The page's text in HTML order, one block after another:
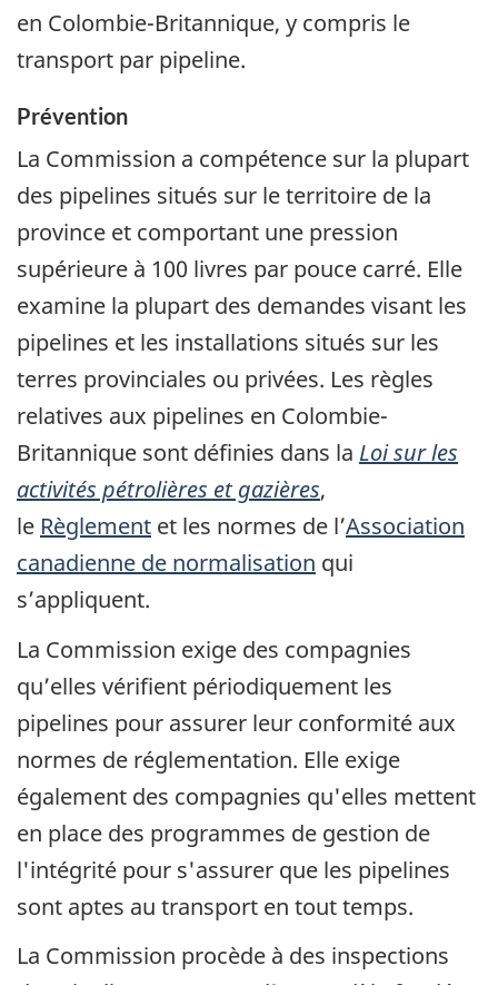
en Colombie-Britannique, y compris le
transport par pipeline.
Prévention
La Commission a compétence sur la plupart
des pipelines situés sur le territoire de la
province et comportant une pression
supérieure à 100 livres par pouce carré. Elle
examine la plupart des demandes visant les
pipelines et les installations situés sur les
terres provinciales ou privées. Les règles
relatives aux pipelines en Colombie-
Britannique sont définies dans la Loi sur les
activités pétrolières et gazières,
le Règlement et les normes de l’Association
canadienne de normalisation qui
s’appliquent.
La Commission exige des compagnies
qu’elles vérifient périodiquement les
pipelines pour assurer leur conformité aux
normes de réglementation. Elle exige
également des compagnies qu'elles mettent
en place des programmes de gestion de
l'intégrité pour s'assurer que les pipelines
sont aptes au transport en tout temps.
La Commission procède à des inspections